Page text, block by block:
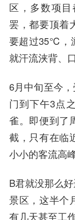
区，多数项
罢，都要顶着
要超过35℃，
就汗流浃背、
6月中旬至今
门到下午3点
雀。即便到了
截，只有在临
小小的客流高峰
B君就没那么
景区，这半个
有几天甚至工